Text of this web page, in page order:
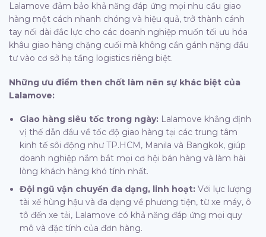
Lalamove đảm bảo khả năng đáp ứng mọi nhu cầu giao
hàng một cách nhanh chóng và hiệu quả, trở thành cánh
tay nối dài đắc lực cho các doanh nghiệp muốn tối ưu hóa
khâu giao hàng chặng cuối mà không cần gánh nặng đầu
tư vào cơ sở hạ tầng logistics riêng biệt.
Những ưu điểm then chốt làm nên sự khác biệt của
Lalamove:
Giao hàng siêu tốc trong ngày: Lalamove khẳng định
vị thế dẫn đầu về tốc độ giao hàng tại các trung tâm
kinh tế sôi động như TP.HCM, Manila và Bangkok, giúp
doanh nghiệp nắm bắt mọi cơ hội bán hàng và làm hài
lòng khách hàng khó tính nhất.
Đội ngũ vận chuyển đa dạng, linh hoạt: Với lực lượng
tài xế hùng hậu và đa dạng về phương tiện, từ xe máy, ô
tô đến xe tải, Lalamove có khả năng đáp ứng mọi quy
mô và đặc tính của đơn hàng.